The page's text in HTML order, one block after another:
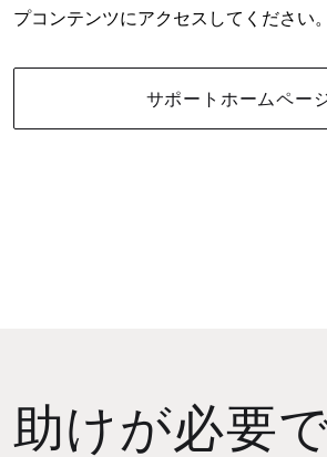
プコンテンツにアクセスしてください。
サポートホームペー
助けが必要